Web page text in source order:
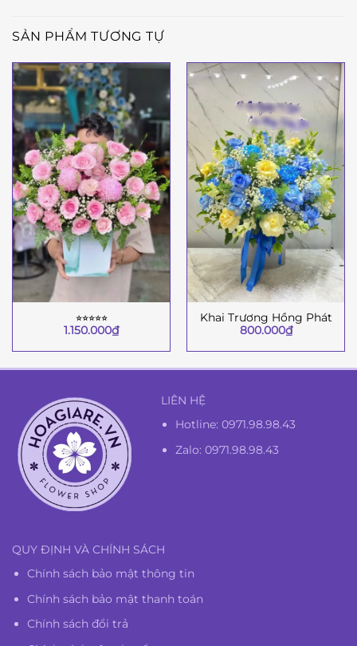
SẢN PHẨM TƯƠNG TỰ
⭐︎⭐︎⭐︎⭐︎⭐︎
1.150.000₫
Khai Trương Hồng Phát
800.000₫
LIÊN HỆ
Hotline:0971.98.98.43
Zalo: 0971.98.98.43
QUY ĐỊNH VÀ CHÍNH SÁCH
Chính sách bảo mật thông tin
Chính sách bảo mật thanh toán
Chính sách đổi trả